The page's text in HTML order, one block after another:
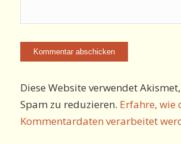
Diese Website verwendet
Spam zu reduzieren. Erfahre, wie
Kommentardaten verarbeitet